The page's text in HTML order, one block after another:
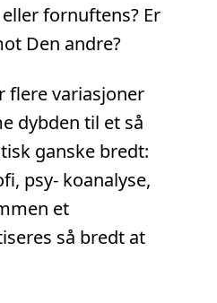
fornuftens? Er
Den andre?
flere variasjoner
dybden til et så
ganske bredt:
psy- koanalyse,
et
så bredt at